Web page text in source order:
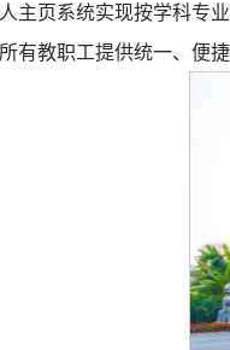
主页系统实现按学科专
有教职工提供统一、便